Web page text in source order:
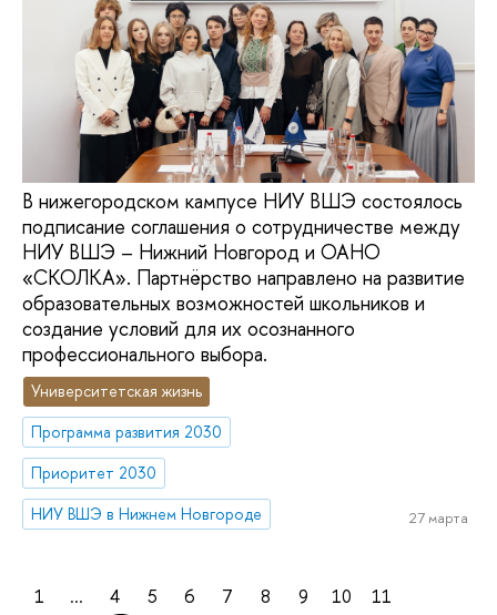
В нижегородском кампусе НИУ ВШЭ состоялось
подписание соглашения о сотрудничестве между
НИУ ВШЭ – Нижний Новгород и ОАНО
«СКОЛКА». Партнёрство направлено на развитие
образовательных возможностей школьников и
создание условий для их осознанного
профессионального выбора.
Университетская жизнь
Программа развития 2030
Приоритет 2030
НИУ ВШЭ в Нижнем Новгороде
27 марта
1 ... 4 5 6 7 8 9 10
11